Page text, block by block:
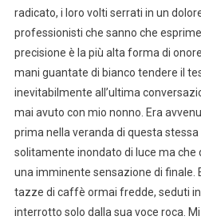
radicato, i loro volti serrati in un
professionisti che sanno che
precisione è la più alta forma di
mani guantate di bianco tendere il
inevitabilmente all’ultima
mai avuto con mio nonno. Era
prima nella veranda di questa stessa
solitamente inondato di luce ma
una imminente sensazione di finale.
tazze di caffè ormai fredde, seduti
interrotto solo dalla sua voce roca.